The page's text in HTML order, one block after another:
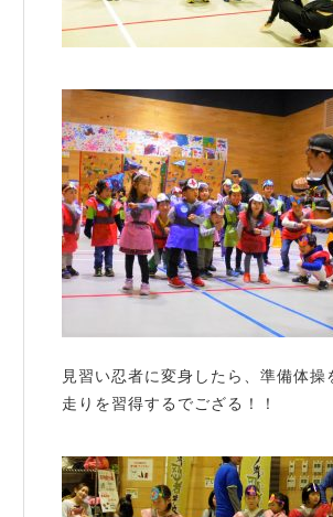
見習い忍者に変身したら、準備体操
走りを習得するでござる！！